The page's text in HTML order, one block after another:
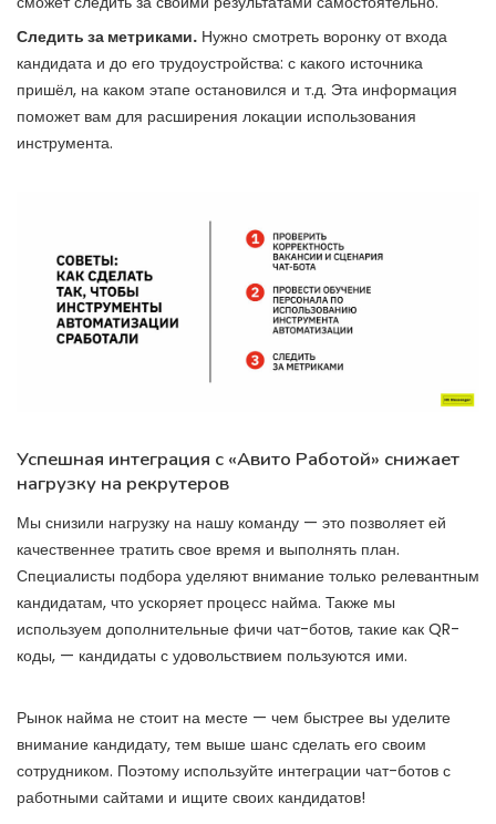
Следить за метриками. Нужно смотреть воронку от входа
кандидата и до его трудоустройства: с какого источника
пришёл, на каком этапе остановился и т.д. Эта информация
поможет вам для расширения локации использования
инструмента.
Успешная интеграция с «Авито Работой» снижает
нагрузку на рекрутеров
Мы снизили нагрузку на нашу команду — это позволяет ей
качественнее тратить свое время и выполнять план.
Специалисты подбора уделяют внимание только релевантным
кандидатам, что ускоряет процесс найма. Также мы
используем дополнительные фичи чат-ботов, такие как QR-
коды, — кандидаты с удовольствием пользуются ими.
Рынок найма не стоит на месте — чем быстрее вы уделите
внимание кандидату, тем выше шанс сделать его своим
сотрудником. Поэтому используйте интеграции чат-ботов с
работными сайтами и ищите своих кандидатов!